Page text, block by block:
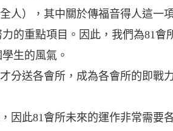
人），其中關於傳福音得人這一
的重點項目。因此，我們為81會
生的風氣。
分送各會所，成為各會所的即戰
因此81會所未來的運作非常需要